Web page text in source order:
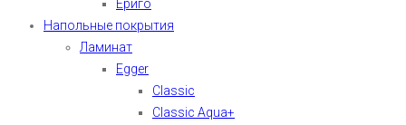
Ериго
Напольные покрытия
Ламинат
Egger
Classic
Classic Aqua+